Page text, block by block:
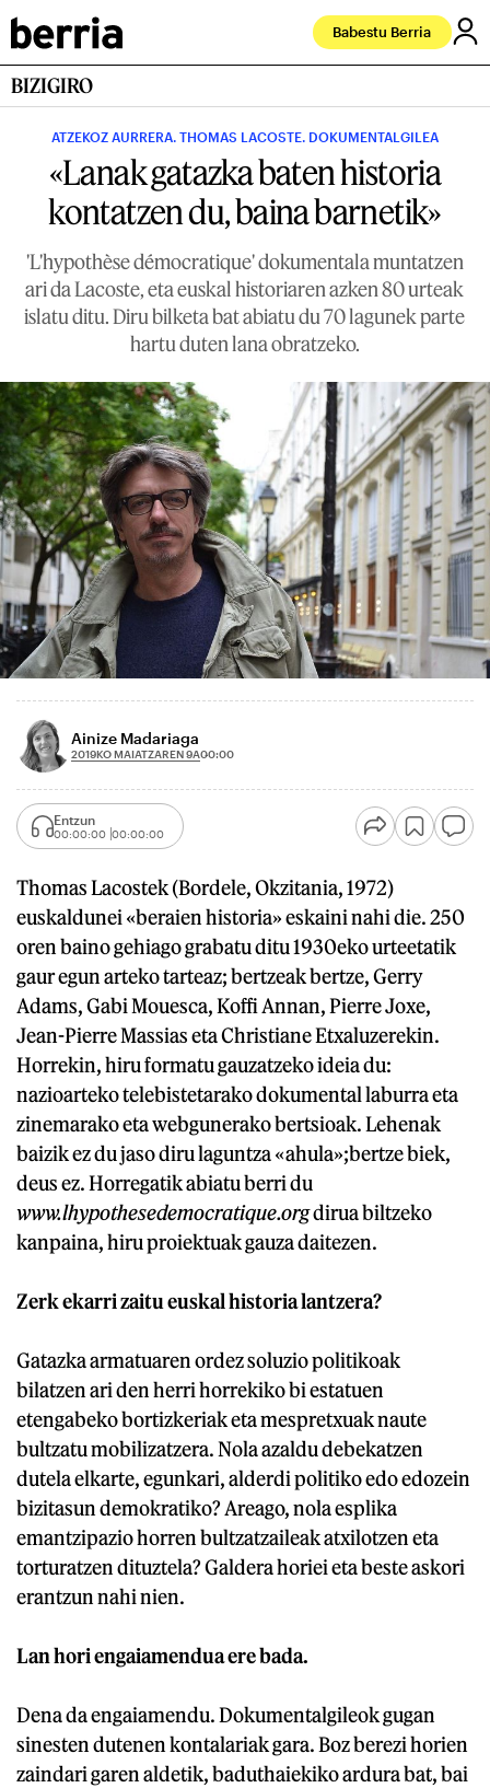
Babestu Berria
BIZIGIRO
ATZEKOZ AURRERA. THOMAS LACOSTE. DOKUMENTALGILEA
«Lanak gatazka baten historia
kontatzen du, baina barnetik»
'L'hypothèse démocratique' dokumentala muntatzen
ari da Lacoste, eta euskal historiaren azken 80 urteak
islatu ditu. Diru bilketa bat abiatu du 70 lagunek parte
hartu duten lana obratzeko.
Ainize Madariaga
2019KO MAIATZAREN 9A00:00
Entzun
00:00:00 00:00:00
Thomas Lacostek (Bordele, Okzitania, 1972)
euskaldunei «beraien historia» eskaini nahi die. 250
oren baino gehiago grabatu ditu 1930eko urteetatik
gaur egun arteko tarteaz; bertzeak bertze, Gerry
Adams, Gabi Mouesca, Koffi Annan, Pierre Joxe,
Jean-Pierre Massias eta Christiane Etxaluzerekin.
Horrekin, hiru formatu gauzatzeko ideia du:
nazioarteko telebistetarako dokumental laburra eta
zinemarako eta webgunerako bertsioak. Lehenak
baizik ez du jaso diru laguntza «ahula»;bertze biek,
deus ez. Horregatik abiatu berri du
www.lhypothesedemocratique.orgdirua biltzeko
kanpaina, hiru proiektuak gauza daitezen.
Zerk ekarri zaitu euskal historia lantzera?
Gatazka armatuaren ordez soluzio politikoak
bilatzen ari den herri horrekiko bi estatuen
etengabeko bortizkeriak eta mespretxuak naute
bultzatu mobilizatzera. Nola azaldu debekatzen
dutela elkarte, egunkari, alderdi politiko edo edozein
bizitasun demokratiko? Areago, nola esplika
emantzipazio horren bultzatzaileak atxilotzen eta
torturatzen dituztela? Galdera horiei eta beste askori
erantzun nahi nien.
Lan hori engaiamendua ere bada.
Dena da engaiamendu. Dokumentalgileok gugan
sinesten dutenen kontalariak gara. Boz berezi horien
zaindari garen aldetik, baduthaiekiko ardura bat, bai